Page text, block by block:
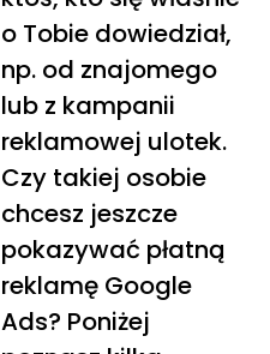
o Tobie dowiedział,
np. od znajomego
lub z kampanii
reklamowej ulotek.
Czy takiej osobie
chcesz jeszcze
pokazywać płatną
reklamę Google
Ads? Poniżej